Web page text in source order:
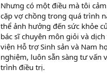
Nhưng có một điều mà tôi
cặp vợ chồng trong quá trình
thể ảnh hưởng đến sức khỏe
bác sĩ chuyên môn giỏi và
viện Hỗ trợ Sinh sản và Nam
nghiệm, luôn sẵn sàng tư vấn
trình điều trị.